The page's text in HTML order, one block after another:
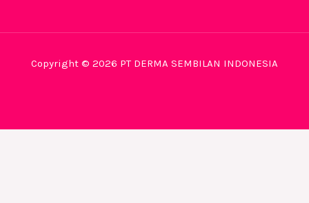
Copyright © 2026 PT DERMA SEMBILAN INDONESIA